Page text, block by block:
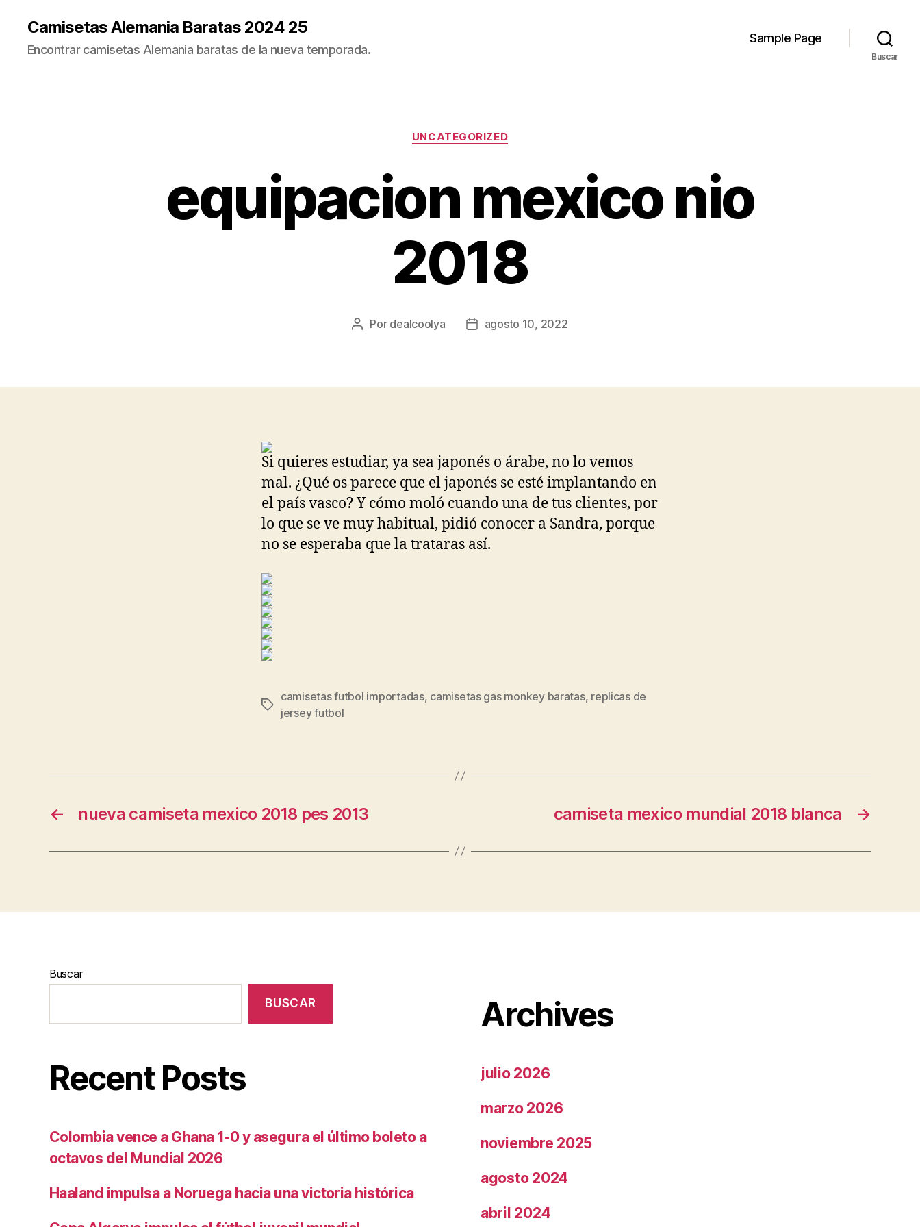
Camisetas Alemania Baratas 2024 25
Encontrar camisetas Alemania baratas de la nueva temporada.
Sample Page
Buscar
Categorías
UNCATEGORIZED
equipacion mexico nio
2018
Autor
Por dealcoolya
Fechaagosto 10, 2022
Si quieres estudiar, ya sea japonés o árabe, no lo vemos
mal. ¿Qué os parece que el japonés se esté implantando en
el país vasco? Y cómo moló cuando una de tus clientes, por
lo que se ve muy habitual, pidió conocer a Sandra, porque
no se esperaba que la trataras así.
Etiquetas
camisetas futbol importadas, camisetas gas monkey baratas, replicas de
jersey futbol
← nueva camiseta mexico 2018 pes 2013 →
camiseta mexico mundial 2018 blanca
Buscar
BUSCAR
Recent Posts
Colombia vence a Ghana 1-0 y asegura el último boleto a
octavos del Mundial 2026
Haaland impulsa a Noruega hacia una victoria histórica
Archives
julio 2026
marzo 2026
noviembre 2025
agosto 2024
abril 2024